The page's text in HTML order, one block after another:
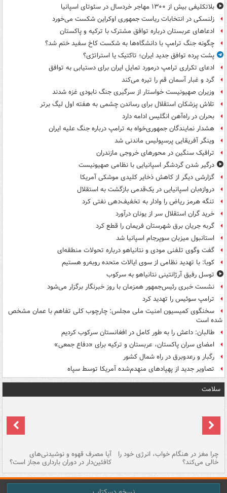
بلاتکلیفی بیش از ۱۳۰۰ مهاجر خردسال در سئوتای اسپانیا
زلنسکی در انتخابات ریاست جمهوری اوکراین شکست می‌خورد
ادعاهای عربستان درباره توافق مشترک با ترکیه و پاکستان
چگونه جنگ ترامپ با دانشگاه‌ها به شکست کاخ سفید ختم شد؟
پشت پرده توافق جدید ایران؛ تاکتیک یا استراتژی؟
ادعای تکراری ترامپ درمورد تمایل ایران برای دستیابی به توافق
گرد و غبار آسمان قم را تیره می‌کند
وزیران صهیونیست خواستار از سرگیری جنگ نابودی غزه شدند
تلاش پزشکان استقلال برای رساندن چشمی به هفته اول لیگ برتر
بحران در راه‌آهن انگلیس ادامه دارد
هشدار نمایندگان جمهوری‌خواه به ترامپ درباره جنگ علیه ایران
وینگر آفریقایی پرسپولیس ماندنی شد
ترافیک سنگین در محورهای خروجی مازندران
درگیر شدن گردشگر اسپانیایی با نظامی صهیونیست
گزارشی دیگر از کاهش ذخایر کلیدی موشکی آمریکا
دروازه‌بان اسپانیایی در یک‌قدمی بازگشت به استقلال
تنگه هرمز ریاض را وادار به تخفیف‌دهی نفتی کرد
خرید گران استقلال سر از یونان درآورد
گربه جریان برق شهرستان فریمان را قطع کرد
استانبول میزبان سوپرجام اسپانیا شد
گفت وگوی تلفنی مودی و نتانیاهو درباره تحولات منطقه‌ای
کوبا: با تهدید نظامی از سوی ایالات متحده روبه‌رو هستیم
توسل رفیق آرژانتینی نتانیاهو به سرکوب
نشست خبری رئیس‌جمهور همزمان با روز خبرنگار برگزار می‌شود
ترامپ سوئیس را تهدید کرد
سخنگوی کمیسیون امنیت ملی مجلس: چارچوب کلی تفاهم با عمان مشخص
شده است
طالبان: داعش را به طور کامل در افغانستان سرکوب کردیم
امضای سران پاکستان، عربستان و ترکیه برای «دفاع جمعی»
رگبار و رعدوبرق در راه شمال کشور
تصاویر جدید از پهپادهای منهدم‌شده آمریکا توسط سپاه
سلامت
چرا مغز در هنگام خواب، انرژی خود را
خالی می‌کند؟
آیا مصرف قهوه و نوشیدنی‌های
کافئین‌دار در دوران بارداری مجاز است؟